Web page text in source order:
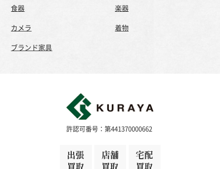
食器
楽器
カメラ
着物
ブランド家具
許認可番号：第441370000662
出張
買取
店舗
買取
宅配
買取